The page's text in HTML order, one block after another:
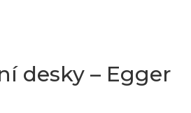
desky – Egger